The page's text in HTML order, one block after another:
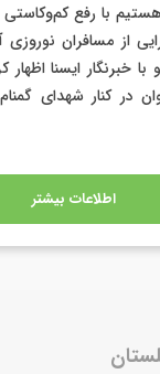
با رفع
از مسافران نوروزی
خبرنگار ایسنا اظهار
در کنار شهدای
اطلاعات بیشتر